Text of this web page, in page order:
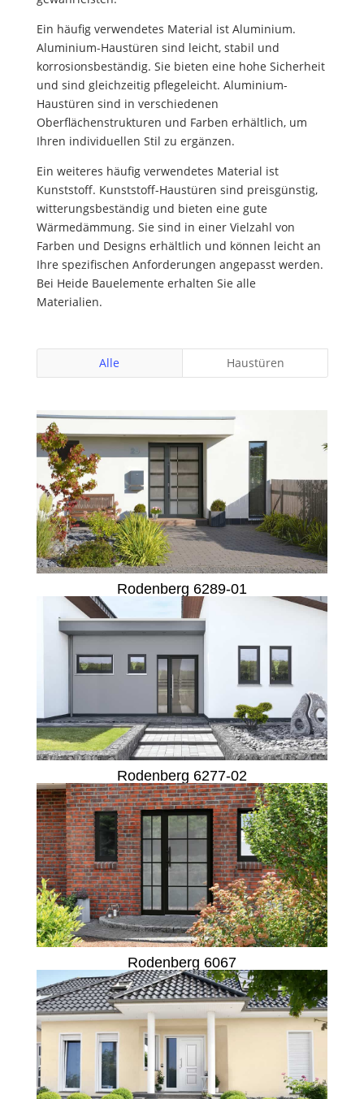
Ein häufig verwendetes Material ist Aluminium.
Aluminium-Haustüren sind leicht, stabil und
korrosionsbeständig. Sie bieten eine hohe Sicherheit
und sind gleichzeitig pflegeleicht. Aluminium-
Haustüren sind in verschiedenen
Oberflächenstrukturen und Farben erhältlich, um
Ihren individuellen Stil zu ergänzen.
Ein weiteres häufig verwendetes Material ist
Kunststoff. Kunststoff-Haustüren sind preisgünstig,
witterungsbeständig und bieten eine gute
Wärmedämmung. Sie sind in einer Vielzahl von
Farben und Designs erhältlich und können leicht an
Ihre spezifischen Anforderungen angepasst werden.
Bei Heide Bauelemente erhalten Sie alle
Materialien.
Alle Haustüren
Rodenberg 6289-01
Rodenberg 6277-02
Rodenberg 6067